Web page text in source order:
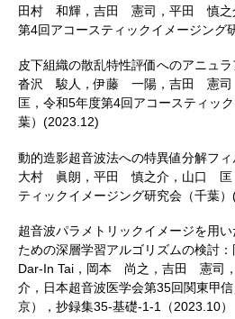
田村 和輝，吉田 憲司，平田 慎之
第4回アコースティックイメージング
皮下組織の散乱特性評価へのアニュ
沓沢 駿人，伊藤 一陽，吉田 憲
匡，令和5年度第4回アコースティッ
葉）(2023.12)
動的造影超音波法への特異値分解フ
大村 眞朗，平田 慎之介，山口 匡
ティックイメージング研究会（千葉
超音波パラメトリックイメージを用
ための深層学習アルゴリズムの検討
Dar-In Tai，岡本 尚之，吉田 憲司
介，日本超音波医学会第35回関東甲
京），抄録集35-基礎-1-1（2023.10）